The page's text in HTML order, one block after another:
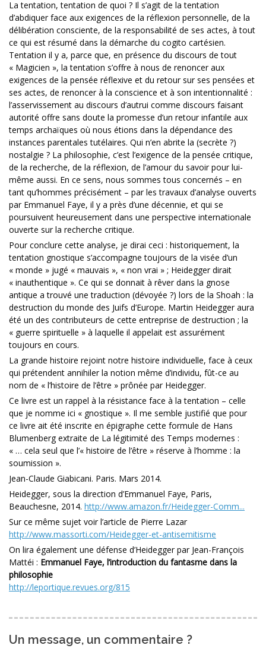
La tentation, tentation de quoi ? Il s’agit de la tentation
d’abdiquer face aux exigences de la réflexion personnelle, de la
délibération consciente, de la responsabilité de ses actes, à tout
ce qui est résumé dans la démarche du cogito cartésien.
Tentation il y a, parce que, en présence du discours de tout
« Magicien », la tentation s’offre à nous de renoncer aux
exigences de la pensée réflexive et du retour sur ses pensées et
ses actes, de renoncer à la conscience et à son intentionnalité :
l’asservissement au discours d’autrui comme discours faisant
autorité offre sans doute la promesse d’un retour infantile aux
temps archaïques où nous étions dans la dépendance des
instances parentales tutélaires. Qui n’en abrite la (secrète ?)
nostalgie ? La philosophie, c’est l’exigence de la pensée critique,
de la recherche, de la réflexion, de l’amour du savoir pour lui-
même aussi. En ce sens, nous sommes tous concernés – en
tant qu’hommes précisément – par les travaux d’analyse ouverts
par Emmanuel Faye, il y a près d’une décennie, et qui se
poursuivent heureusement dans une perspective internationale
ouverte sur la recherche critique.
Pour conclure cette analyse, je dirai ceci : historiquement, la
tentation gnostique s’accompagne toujours de la visée d’un
« monde » jugé « mauvais », « non vrai » ; Heidegger dirait
« inauthentique ». Ce qui se donnait à rêver dans la gnose
antique a trouvé une traduction (dévoyée ?) lors de la Shoah : la
destruction du monde des Juifs d’Europe. Martin Heidegger aura
été un des contributeurs de cette entreprise de destruction ; la
« guerre spirituelle » à laquelle il appelait est assurément
toujours en cours.
La grande histoire rejoint notre histoire individuelle, face à ceux
qui prétendent annihiler la notion même d’individu, fût-ce au
nom de « l’histoire de l’être » prônée par Heidegger.
Ce livre est un rappel à la résistance face à la tentation – celle
que je nomme ici « gnostique ». Il me semble justifié que pour
ce livre ait été inscrite en épigraphe cette formule de Hans
Blumenberg extraite de La légitimité des Temps modernes :
« … cela seul que l’« histoire de l’être » réserve à l’homme : la
soumission ».
Jean-Claude Giabicani. Paris. Mars 2014.
Heidegger, sous la direction d’Emmanuel Faye, Paris,
Beauchesne, 2014. http://www.amazon.fr/Heidegger-Comm...
Sur ce même sujet voir l’article de Pierre Lazar
http://www.massorti.com/Heidegger-et-antisemitisme
On lira également une défense d’Heidegger par Jean-François
Mattéi : Emmanuel Faye, l’introduction du fantasme dans la
philosophie
http://leportique.revues.org/815
Un message, un commentaire ?